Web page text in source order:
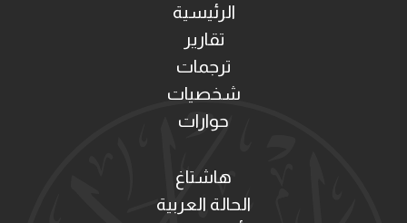
الرئيسية
تقارير
ترجمات
شخصيات
حوارات
هاشتاغ
الحالة العربية